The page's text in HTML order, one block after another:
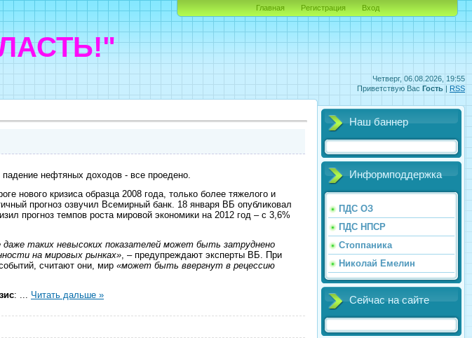
Четверг, 06.08.2026, 19:55
Приветствую Вас Гость | RSS
Главная Регистрация Вход
нефтяных доходов - все проедено.
нового кризиса образца 2008 года, только более тяжелого и
прогноз озвучил Всемирный банк. 18 января ВБ опубликовал
прогноз темпов роста мировой экономики на 2012 год – с 3,6%
таких невысоких показателей может быть затруднено
на мировых рынках» , – предупреждают эксперты ВБ. При
считают они, мир «может быть ввергнут в рецессию
: Читать дальше »
Наш баннер
Информподдержка
ПДС ОЗ
ПДС НПСР
Стоппаника
Николай Емелин
Сейчас на сайте